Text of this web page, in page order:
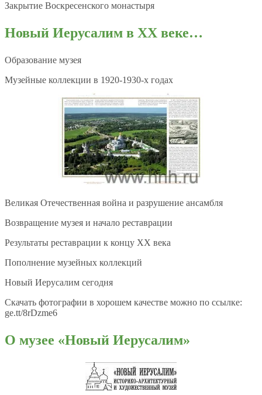
Закрытие Воскресенского монастыря
Новый Иерусалим в XX веке…
Образование музея
Музейные коллекции в 1920-1930-х годах
Великая Отечественная война и разрушение ансамбля
Возвращение музея и начало реставрации
Результаты реставрации к концу XX века
Пополнение музейных коллекций
Новый Иерусалим сегодня
Скачать фотографии в хорошем качестве можно по ссылке:
ge.tt/8rDzme6
О музее «Новый Иерусалим»